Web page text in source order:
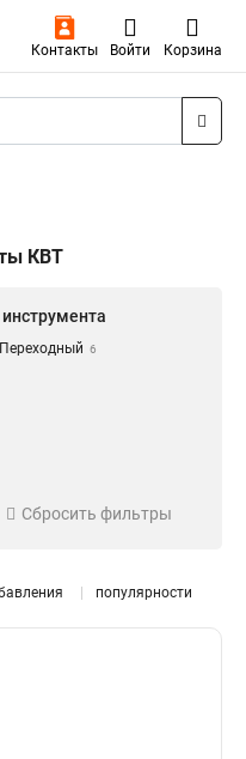
Контакты Войти Корзина
КВТ
Переходный 6
Сбросить фильтры
популярности